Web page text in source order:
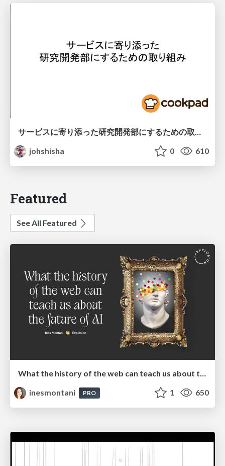
サービスに寄り添った研究開発部にするための取り組み
johshisha
0 610
Featured
See All Featured
What the history of the web can teach us about the future of AI
inesmontani
PRO 1 650